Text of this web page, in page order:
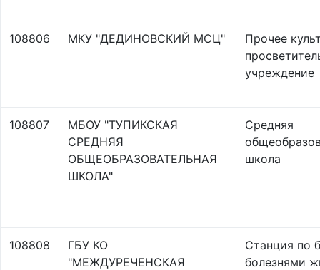
108806 МКУ "ДЕДИНОВСКИЙ МСЦ"
Прочее
учреждение
108807
МБОУ "ТУПИКСКАЯ
СРЕДНЯЯ
ОБЩЕОБРАЗОВАТЕЛЬНАЯ
ШКОЛА"
Средняя
школа
108808
ГБУ КО
"МЕЖДУРЕЧЕНСКАЯ
Станция по
болезнями